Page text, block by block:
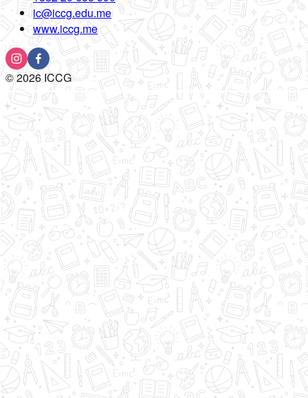
ic@iccg.edu.me
www.iccg.me
©2026ICCG